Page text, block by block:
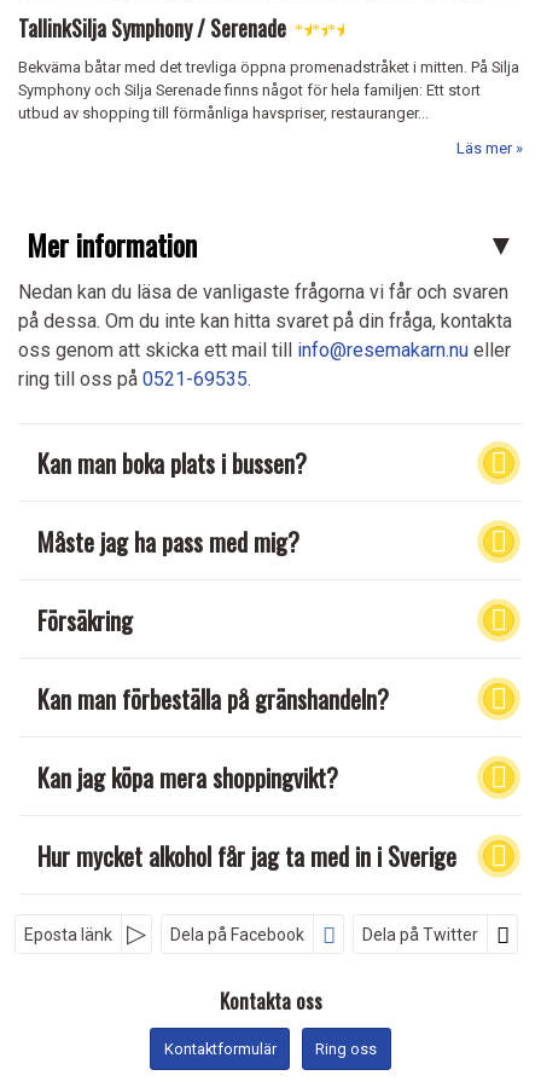
TallinkSilja Symphony / Serenade ★★★
Bekväma båtar med det trevliga öppna promenadstråket i mitten. På Silja
Symphony och Silja Serenade finns något för hela familjen: Ett stort
utbud av shopping till förmånliga havspriser, restauranger...
Läs mer
Mer information
Nedan kan du läsa de vanligaste frågorna vi får och svaren
på dessa. Om du inte kan hitta svaret på din fråga, kontakta
oss genom att skicka ett mail till info@resemakarn.nu eller
ring till oss på 0521-69535.
Kan man boka plats i bussen?
Måste jag ha pass med mig?
Försäkring
Kan man förbeställa på gränshandeln?
Kan jag köpa mera shoppingvikt?
Hur mycket alkohol får jag ta med in i Sverige
Eposta länk Dela på Facebook Dela på Twitter
Sociala medier
Kontakta oss
Kontaktformulär Ring oss